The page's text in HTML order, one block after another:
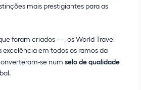
mais prestigiantes para as
foram criados —, os World Travel
em todos os ramos da
se num selo de qualidade